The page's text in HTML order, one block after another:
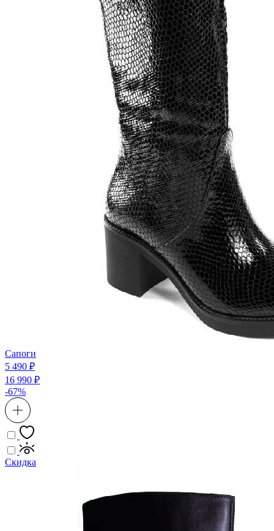
Сапоги
5 490 ₽
16 990 ₽
-67%
Скидка